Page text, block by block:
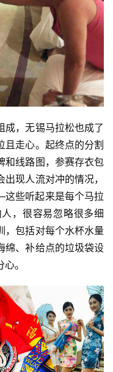
成，无锡马拉松也成了
且走心。起终点的分割
和线路图，参赛存衣包
现人流对冲的情况，
些听起来是每个马拉
，很容易忽略很多细
，包括对每个水杯水量
绵、补给点的垃圾袋设
。